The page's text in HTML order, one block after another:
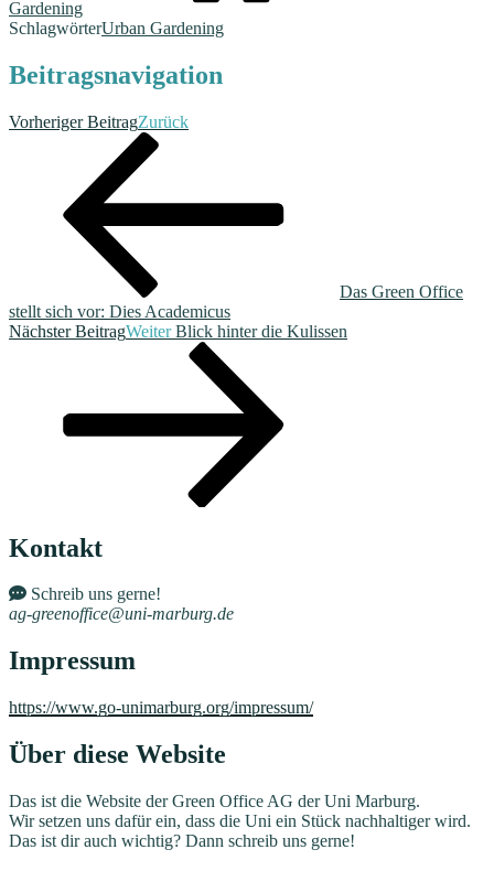
Gardening
SchlagwörterUrban Gardening
Beitragsnavigation
Vorheriger BeitragZurück
Das Green Office
stellt sich vor: Dies Academicus
Nächster BeitragWeiter Blick hinter die Kulissen
Kontakt
Schreib uns gerne!
ag-greenoffice@uni-marburg.de
Impressum
https://www.go-unimarburg.org/impressum/
Über diese Website
Das ist die Website der Green Office AG der Uni Marburg.
Wir setzen uns dafür ein, dass die Uni ein Stück nachhaltiger wird.
Das ist dir auch wichtig? Dann schreib uns gerne!